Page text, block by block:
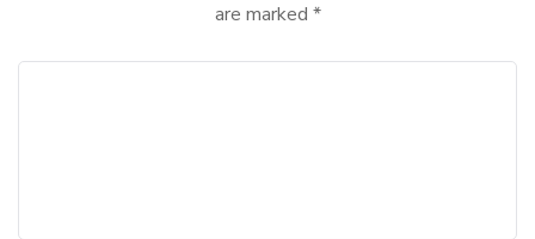
are marked *